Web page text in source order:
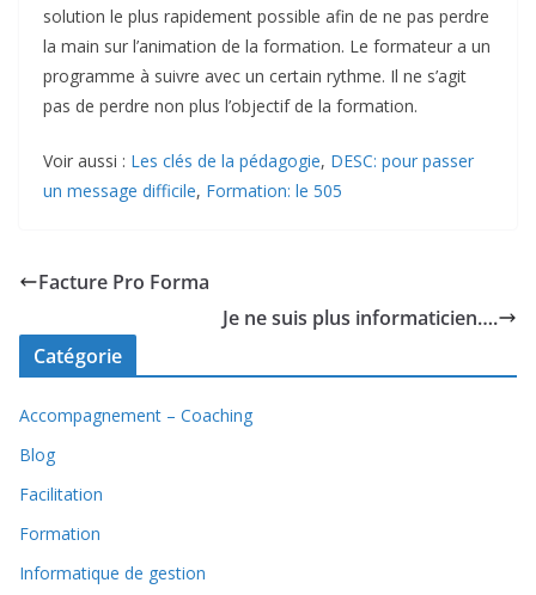
solution le plus rapidement possible afin de ne pas perdre
la main sur l’animation de la formation. Le formateur a un
programme à suivre avec un certain rythme. Il ne s’agit
pas de perdre non plus l’objectif de la formation.
Voir aussi : Les clés de la pédagogie, DESC: pour passer
un message difficile, Formation: le 505
Facture Pro Forma
Je ne suis plus informaticien….
Catégorie
Accompagnement – Coaching
Blog
Facilitation
Formation
Informatique de gestion